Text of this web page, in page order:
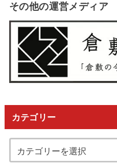
その他の運営メディア
カテゴリー